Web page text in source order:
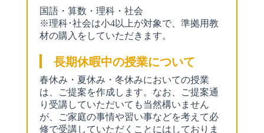
国語・算数・理科・社会
※理科･社会は小4以上が対象で、準拠用教
材の購入をしていただきます。
長期休暇中の授業について
春休み・夏休み・冬休みにおいての授業
は、ご提案を作成します。なお、ご提案通
り受講していただいても当然構いません
が、ご家庭の事情や習い事などを考えて必
修で受講していただくことにはしておりま